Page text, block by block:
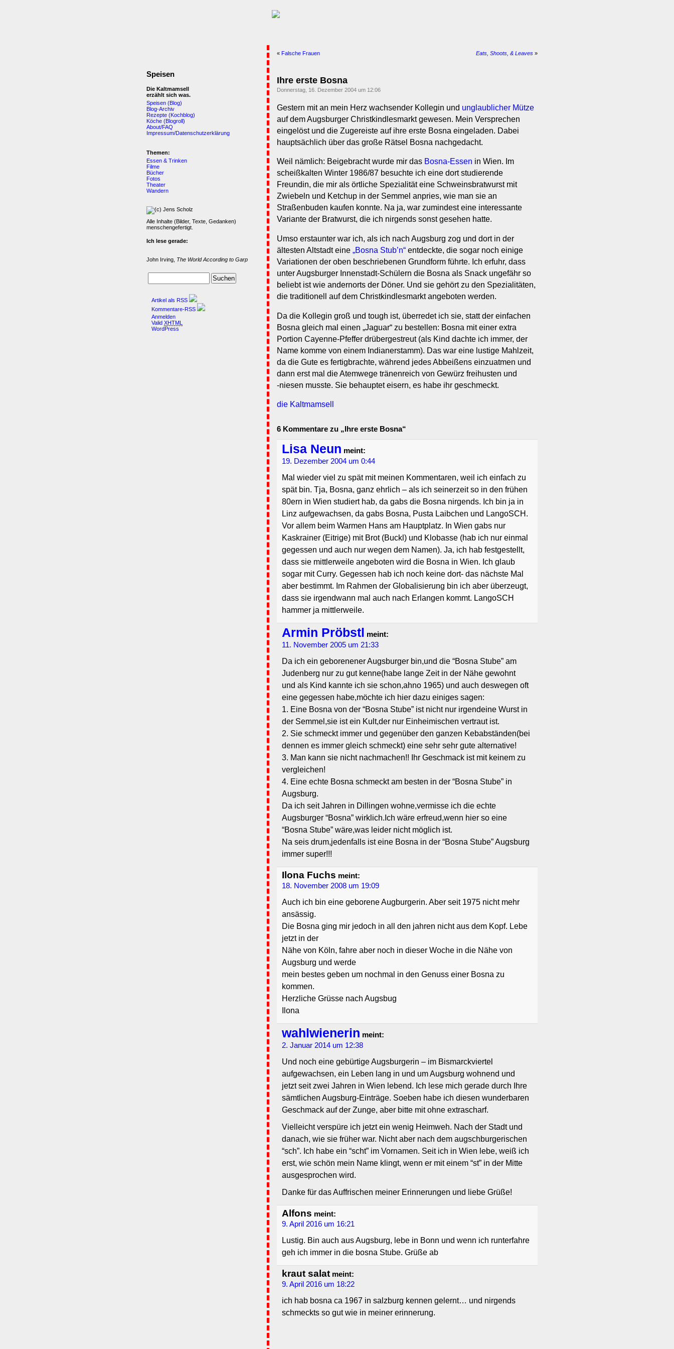
« Falsche Frauen Eats, Shoots, & Leaves »
Ihre erste Bosna
Donnerstag, 16. Dezember 2004 um 12:06
Gestern mit an mein Herz wachsender Kollegin und unglaublicher Mütze
auf dem Augsburger Christkindlesmarkt gewesen. Mein Versprechen
eingelöst und die Zugereiste auf ihre erste Bosna eingeladen. Dabei
hauptsächlich über das große Rätsel Bosna nachgedacht.
Weil nämlich: Beigebracht wurde mir das Bosna-Essen in Wien. Im
scheißkalten Winter 1986/87 besuchte ich eine dort studierende
Freundin, die mir als örtliche Spezialität eine Schweinsbratwurst mit
Zwiebeln und Ketchup in der Semmel anpries, wie man sie an
Straßenbuden kaufen konnte. Na ja, war zumindest eine interessante
Variante der Bratwurst, die ich nirgends sonst gesehen hatte.
Umso erstaunter war ich, als ich nach Augsburg zog und dort in der
ältesten Altstadt eine „Bosna Stub’n“ entdeckte, die sogar noch einige
Variationen der oben beschriebenen Grundform führte. Ich erfuhr, dass
unter Augsburger Innenstadt-Schülern die Bosna als Snack ungefähr so
beliebt ist wie andernorts der Döner. Und sie gehört zu den Spezialitäten,
die traditionell auf dem Christkindlesmarkt angeboten werden.
Da die Kollegin groß und tough ist, überredet ich sie, statt der einfachen
Bosna gleich mal einen „Jaguar“ zu bestellen: Bosna mit einer extra
Portion Cayenne-Pfeffer drübergestreut (als Kind dachte ich immer, der
Name komme von einem Indianerstamm). Das war eine lustige Mahlzeit,
da die Gute es fertigbrachte, während jedes Abbeißens einzuatmen und
dann erst mal die Atemwege tränenreich von Gewürz freihusten und
-niesen musste. Sie behauptet eisern, es habe ihr geschmeckt.
die Kaltmamsell
6 Kommentare zu „Ihre erste Bosna“
Lisa Neun meint:
19. Dezember 2004 um 0:44
Mal wieder viel zu spät mit meinen Kommentaren, weil ich einfach zu
spät bin. Tja, Bosna, ganz ehrlich – als ich seinerzeit so in den frühen
80ern in Wien studiert hab, da gabs die Bosna nirgends. Ich bin ja in
Linz aufgewachsen, da gabs Bosna, Pusta Laibchen und LangoSCH.
Vor allem beim Warmen Hans am Hauptplatz. In Wien gabs nur
Kaskrainer (Eitrige) mit Brot (Buckl) und Klobasse (hab ich nur einmal
gegessen und auch nur wegen dem Namen). Ja, ich hab festgestellt,
dass sie mittlerweile angeboten wird die Bosna in Wien. Ich glaub
sogar mit Curry. Gegessen hab ich noch keine dort- das nächste Mal
aber bestimmt. Im Rahmen der Globalisierung bin ich aber überzeugt,
dass sie irgendwann mal auch nach Erlangen kommt. LangoSCH
hammer ja mittlerweile.
Armin Pröbstl meint:
11. November 2005 um 21:33
Da ich ein geborenener Augsburger bin,und die “Bosna Stube” am
Judenberg nur zu gut kenne(habe lange Zeit in der Nähe gewohnt
und als Kind kannte ich sie schon,ahno 1965) und auch deswegen oft
eine gegessen habe,möchte ich hier dazu einiges sagen:
1. Eine Bosna von der “Bosna Stube” ist nicht nur irgendeine Wurst in
der Semmel,sie ist ein Kult,der nur Einheimischen vertraut ist.
2. Sie schmeckt immer und gegenüber den ganzen Kebabständen(bei
dennen es immer gleich schmeckt) eine sehr sehr gute alternative!
3. Man kann sie nicht nachmachen!! Ihr Geschmack ist mit keinem zu
vergleichen!
4. Eine echte Bosna schmeckt am besten in der “Bosna Stube” in
Augsburg.
Da ich seit Jahren in Dillingen wohne,vermisse ich die echte
Augsburger “Bosna” wirklich.Ich wäre erfreud,wenn hier so eine
“Bosna Stube” wäre,was leider nicht möglich ist.
Na seis drum,jedenfalls ist eine Bosna in der “Bosna Stube” Augsburg
immer super!!!
Ilona Fuchs meint:
18. November 2008 um 19:09
Auch ich bin eine geborene Augburgerin. Aber seit 1975 nicht mehr
ansässig.
Die Bosna ging mir jedoch in all den jahren nicht aus dem Kopf. Lebe
jetzt in der
Nähe von Köln, fahre aber noch in dieser Woche in die Nähe von
Augsburg und werde
mein bestes geben um nochmal in den Genuss einer Bosna zu
kommen.
Herzliche Grüsse nach Augsbug
Ilona
wahlwienerin meint:
2. Januar 2014 um 12:38
Und noch eine gebürtige Augsburgerin – im Bismarckviertel
aufgewachsen, ein Leben lang in und um Augsburg wohnend und
jetzt seit zwei Jahren in Wien lebend. Ich lese mich gerade durch Ihre
sämtlichen Augsburg-Einträge. Soeben habe ich diesen wunderbaren
Geschmack auf der Zunge, aber bitte mit ohne extrascharf.
Vielleicht verspüre ich jetzt ein wenig Heimweh. Nach der Stadt und
danach, wie sie früher war. Nicht aber nach dem augschburgerischen
“sch”. Ich habe ein “scht” im Vornamen. Seit ich in Wien lebe, weiß ich
erst, wie schön mein Name klingt, wenn er mit einem “st” in der Mitte
ausgesprochen wird.
Danke für das Auffrischen meiner Erinnerungen und liebe Grüße!
Alfons meint:
9. April 2016 um 16:21
Lustig. Bin auch aus Augsburg, lebe in Bonn und wenn ich runterfahre
geh ich immer in die bosna Stube. Grüße ab
kraut salat meint:
9. April 2016 um 18:22
ich hab bosna ca 1967 in salzburg kennen gelernt… und nirgends
schmeckts so gut wie in meiner erinnerung.
Speisen
Die Kaltmamsell
erzählt sich was.
Speisen (Blog)
Blog-Archiv
Rezepte (Kochblog)
Köche (Blogroll)
About/FAQ
Impressum/Datenschutzerklärung
Themen:
Essen & Trinken
Filme
Bücher
Fotos
Theater
Wandern
Alle Inhalte (Bilder, Texte, Gedanken)
menschengefertigt.
Ich lese gerade:
John Irving, The World According to Garp
Artikel als RSS
Kommentare-RSS
Anmelden
Valid XHTML
WordPress